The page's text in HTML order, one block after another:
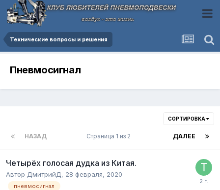
Технические вопросы и решения
Пневмосигнал
СОРТИРОВКА
НАЗАД ДАЛЕЕ
Страница 1 из 2
Четырёх голосая дудка из Китая.
Автор ДмитрийД, 28 февраля, 2020
пневмосигнал